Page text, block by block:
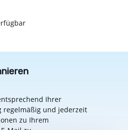
Ihrer
regelmäßig und jederzeit
zu Ihrem